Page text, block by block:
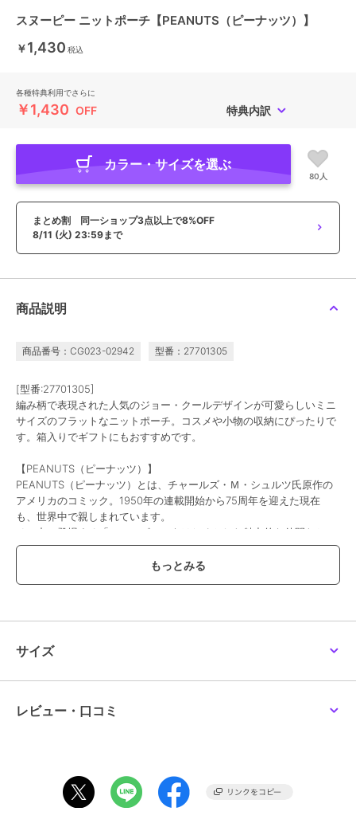
スヌーピー ニットポーチ【PEANUTS（ピーナッツ）】
￥1,430 税込
各種特典利用でさらに
￥1,430 OFF 特典内訳
カラー・サイズを選ぶ
80人
まとめ割 同一ショップ3点以上で8%OFF
8/11 (火) 23:59まで
商品説明
商品番号：CG023-02942 型番：27701305
[型番:27701305]
編み柄で表現された人気のジョー・クールデザインが可愛らしいミニ
サイズのフラットなニットポーチ。コスメや小物の収納にぴったりで
す。箱入りでギフトにもおすすめです。
【PEANUTS（ピーナッツ）】
PEANUTS（ピーナッツ）とは、チャールズ・Ｍ・シュルツ氏原作の
アメリカのコミック。1950年の連載開始から75周年を迎えた現在
も、世界中で親しまれています。
その中に登場する「スヌーピー」をはじめとした魅力的な仲間たちの
ユーモアに溢れた世界観が、今なお世界各地の幅広い世代に愛され続
品番/カラー：27701305 A ブラック B アイボリー C カーキ
性別タイプ
レディース
財布・ポーチ・ケース
サイズ
レビュー・口コミ